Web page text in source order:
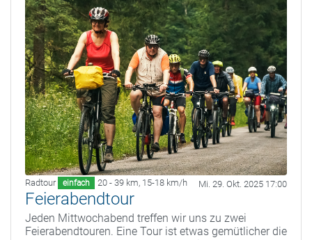
Radtour einfach 20 - 39 km, 15-18 km/h Mi. 29. Okt. 2025 17:00
Feierabendtour
Jeden Mittwochabend treffen wir uns zu zwei
Feierabendtouren. Eine Tour ist etwas gemütlicher die